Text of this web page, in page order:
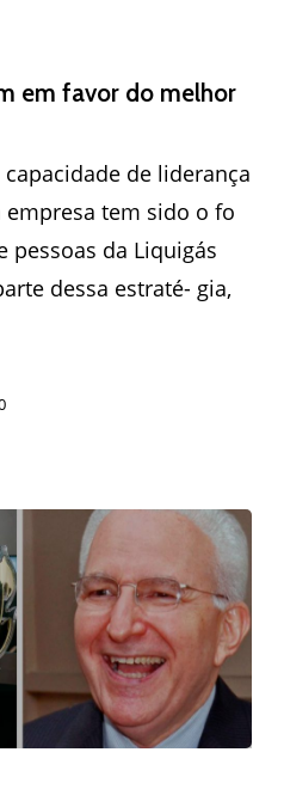
em favor do melhor
de liderança
tem sido o fo
pessoas da Liquigás
dessa estraté- gia,